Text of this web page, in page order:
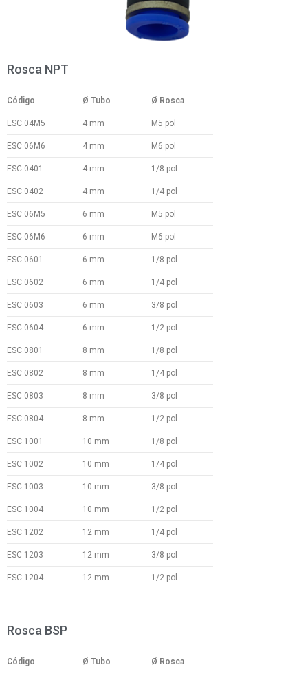
Rosca NPT
Código Ø Tubo Ø Rosca
ESC 04M5 4 mm M5 pol
ESC 06M6 4 mm M6 pol
ESC 0401 4 mm 1/8 pol
ESC 0402 4 mm 1/4 pol
ESC 06M5 6 mm M5 pol
ESC 06M6 6 mm M6 pol
ESC 0601 6 mm 1/8 pol
ESC 0602 6 mm 1/4 pol
ESC 0603 6 mm 3/8 pol
ESC 0604 6 mm 1/2 pol
ESC 0801 8 mm 1/8 pol
ESC 0802 8 mm 1/4 pol
ESC 0803 8 mm 3/8 pol
ESC 0804 8 mm 1/2 pol
ESC 1001 10 mm 1/8 pol
ESC 1002 10 mm 1/4 pol
ESC 1003 10 mm 3/8 pol
ESC 1004 10 mm 1/2 pol
ESC 1202 12 mm 1/4 pol
ESC 1203 12 mm 3/8 pol
ESC 1204 12 mm 1/2 pol
Rosca BSP
Código Ø Tubo Ø Rosca